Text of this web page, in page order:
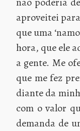
aproveitei
que uma
hora, que ele
a gente. Me
que me fez
diante da
com o valor
demanda de